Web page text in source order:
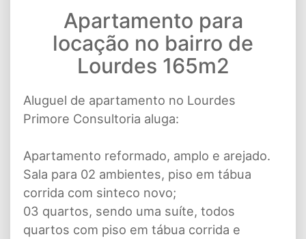
Apartamento para
locação no bairro de
Lourdes 165m2
Aluguel de apartamento no Lourdes
Primore Consultoria aluga:
Apartamento reformado, amplo e arejado.
Sala para 02 ambientes, piso em tábua
corrida com sinteco novo;
03 quartos, sendo uma suíte, todos
quartos com piso em tábua corrida e